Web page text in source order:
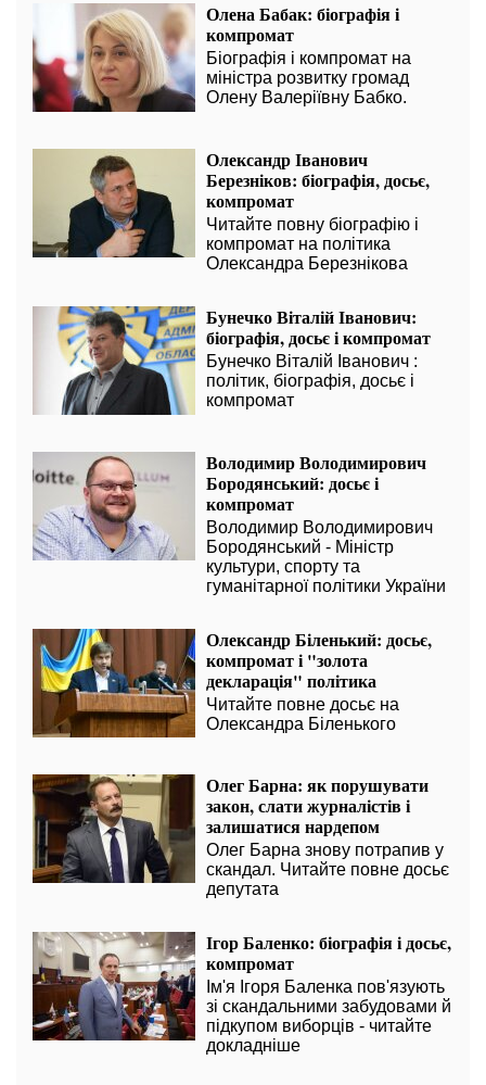
Олена Бабак: біографія і
компромат
Біографія і компромат на
міністра розвитку громад
Олену Валеріївну Бабко.
Олександр Іванович
Березніков: біографія, досьє,
компромат
Читайте повну біографію і
компромат на політика
Олександра Березнікова
Бунечко Віталій Іванович:
біографія, досьє і компромат
Бунечко Віталій Іванович :
політик, біографія, досьє і
компромат
Володимир Володимирович
Бородянський: досьє і
компромат
Володимир Володимирович
Бородянський - Міністр
культури, спорту та
гуманітарної політики України
Олександр Біленький: досьє,
компромат і "золота
декларація" політика
Читайте повне досьє на
Олександра Біленького
Олег Барна: як порушувати
закон, слати журналістів і
залишатися нардепом
Олег Барна знову потрапив у
скандал. Читайте повне досьє
депутата
Ігор Баленко: біографія і досьє,
компромат
Ім'я Ігоря Баленка пов'язують
зі скандальними забудовами й
підкупом виборців - читайте
докладніше